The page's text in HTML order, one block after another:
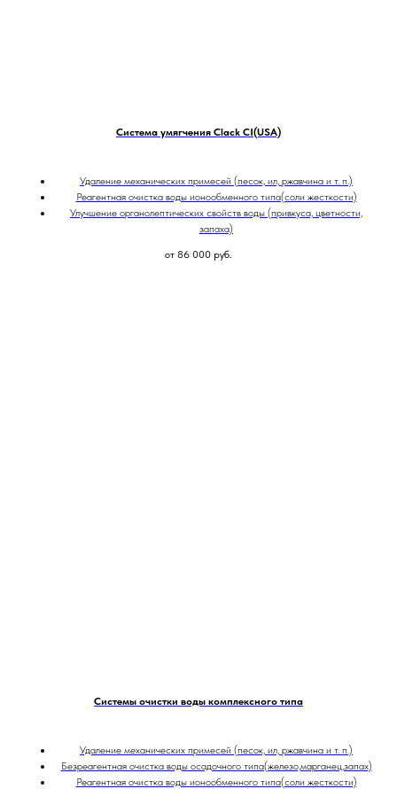
Система умягчения Clack CI(USA)
Удаление механических примесей (песок, ил, ржавчина и т. п.)
Реагентная очистка воды ионообменного типа(соли жесткости)
Улучшение органолептических свойств воды (привкуса, цветности,
запаха)
от 86 000 руб.
Системы очистки воды комплексного типа
Удаление механических примесей (песок, ил, ржавчина и т. п.)
Безреагентная очистка воды осадочного типа(железо,марганец,запах)
Реагентная очистка воды ионообменного типа(соли жесткости)